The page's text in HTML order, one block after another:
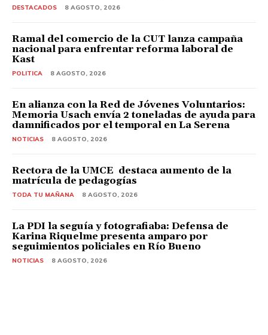
DESTACADOS 8 AGOSTO, 2026
Ramal del comercio de la CUT lanza campaña
nacional para enfrentar reforma laboral de
Kast
POLITICA 8 AGOSTO, 2026
En alianza con la Red de Jóvenes Voluntarios:
Memoria Usach envía 2 toneladas de ayuda para
damnificados por el temporal en La Serena
NOTICIAS 8 AGOSTO, 2026
Rectora de la UMCE destaca aumento de la
matrícula de pedagogías
TODA TU MAÑANA 8 AGOSTO, 2026
La PDI la seguía y fotografiaba: Defensa de
Karina Riquelme presenta amparo por
seguimientos policiales en Río Bueno
NOTICIAS 8 AGOSTO, 2026